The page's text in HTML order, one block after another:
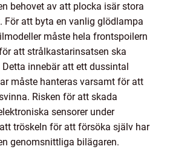
behovet av att plocka isär stora
För att byta en vanlig glödlampa
måste hela frontspoilern
att strålkastarinsatsen ska
innebär att ett dussintal
måste hanteras varsamt för att
Risken för att skada
sensorer under
tröskeln för att försöka själv har
genomsnittliga bilägaren.